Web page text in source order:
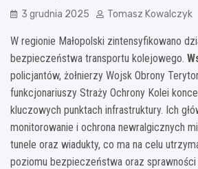
3 grudnia 2025 Tomasz Kowalczyk
W regionie Małopolski zintensyfikowano
bezpieczeństwa transportu kolejowego.
policjantów, żołnierzy Wojsk Obrony
funkcjonariuszy Straży Ochrony Kolei
kluczowych punktach infrastruktury. Ich
monitorowanie i ochrona newralgicznych
tunele oraz wiadukty, co ma na celu
poziomu bezpieczeństwa oraz